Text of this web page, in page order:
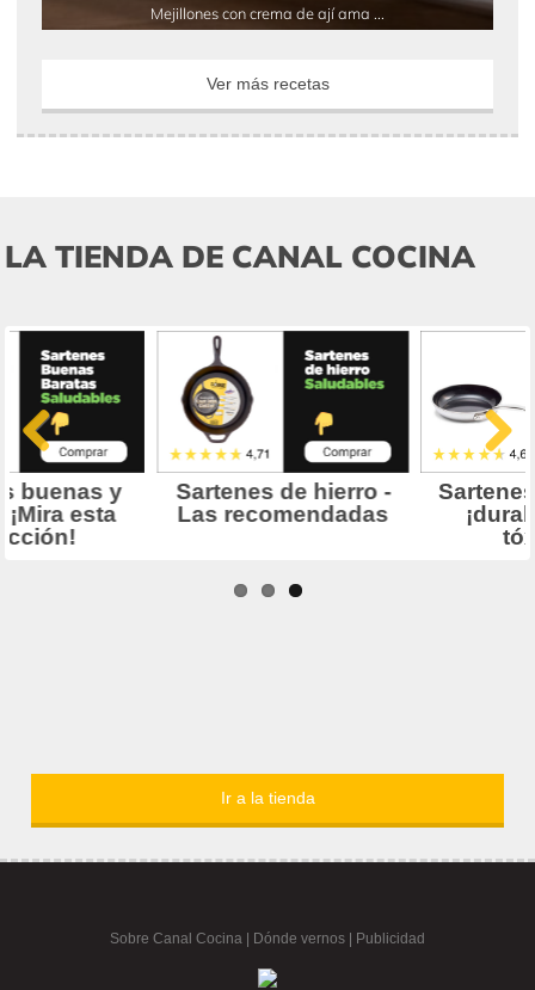
Mejillones con crema de ají ama ...
Ver más recetas
LA TIENDA DE CANAL COCINA
Ir a la tienda
Sobre Canal Cocina Dónde vernos | Publicidad